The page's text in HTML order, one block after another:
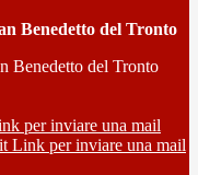
Benedetto del Tronto
Benedetto del Tronto
per inviare una mail
Link per inviare una mail